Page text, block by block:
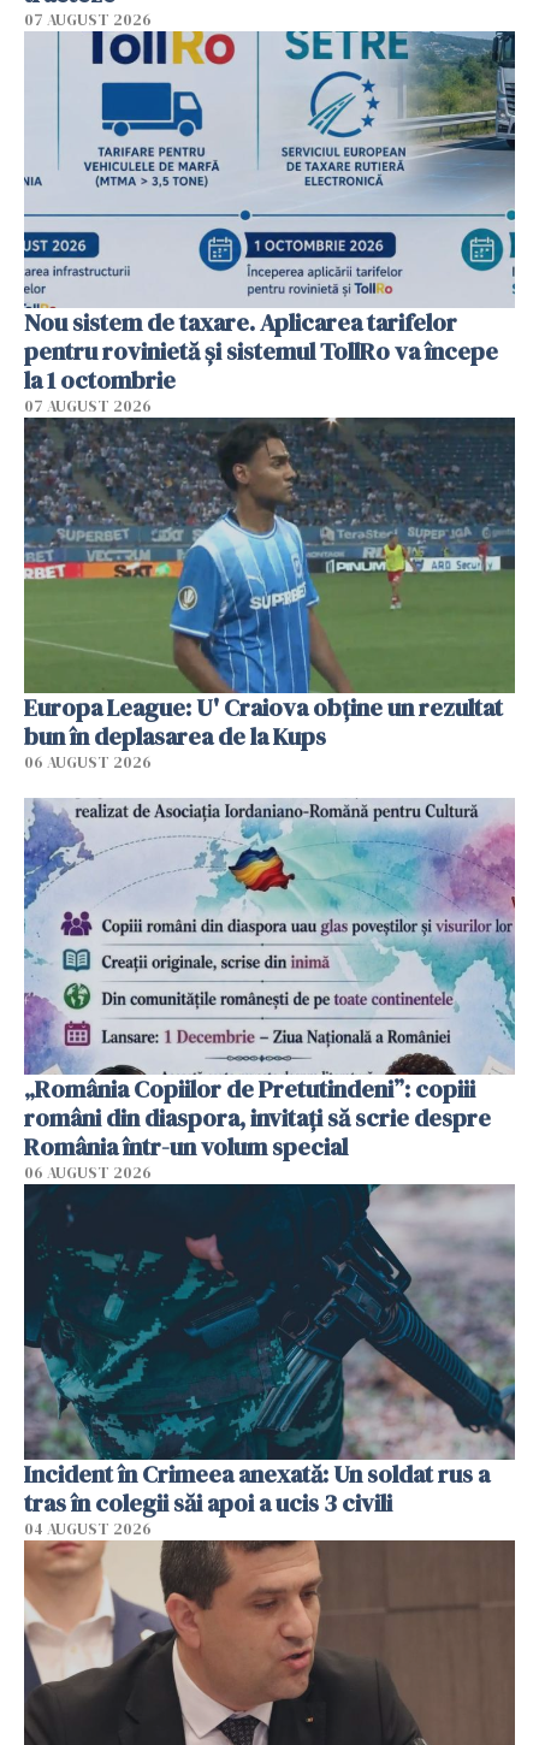
07 AUGUST 2026
Nou sistem de taxare. Aplicarea tarifelor
pentru rovinietă şi sistemul TollRo va începe
la 1 octombrie
07 AUGUST 2026
Europa League: U' Craiova obține un rezultat
bun în deplasarea de la Kups
06 AUGUST 2026
„România Copiilor de Pretutindeni”: copiii
români din diaspora, invitați să scrie despre
România într-un volum special
06 AUGUST 2026
Incident în Crimeea anexată: Un soldat rus a
tras în colegii săi apoi a ucis 3 civili
04 AUGUST 2026